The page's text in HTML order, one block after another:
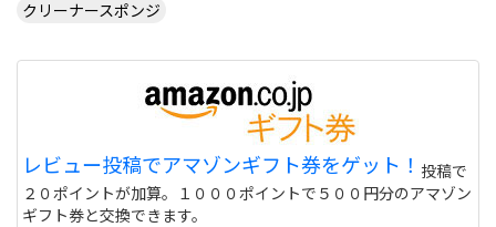
クリーナースポンジ
レビュー投稿でアマゾンギフト券をゲット！ 投稿で
２０ポイントが加算。１０００ポイントで５００円分のアマゾン
ギフト券と交換できます。